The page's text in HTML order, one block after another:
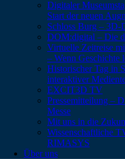
Digitaler
Start der neuen
Schloss Burg – 3D-
DOM:digital – Die
Virtuelle Zeitreise
– Wenn Geschichte
Historischer Tag in
interaktiver
EXCIT3D TV
Pressemitteilung –
Messe
Mit uns in die
Wissenschaftliche
RIMASYS
Über uns